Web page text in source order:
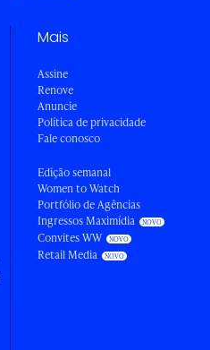
Mais
Assine
Renove
Anuncie
Política de privacidade
Fale conosco
Edição semanal
Women to Watch
Portfólio de Agências
Ingressos Maximídia
Convites WW
Retail Media